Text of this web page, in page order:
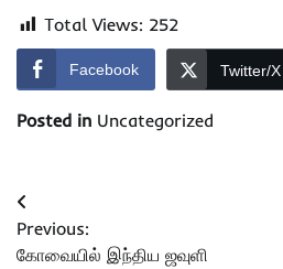
Total Views: 252
Facebook Twitter/X
Posted in Uncategorized
Post
navigation
Previous:
கோவையில் இந்திய ஜவுளி